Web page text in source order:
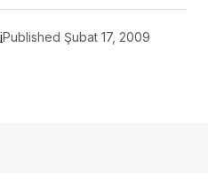
Published Şubat 17, 2009